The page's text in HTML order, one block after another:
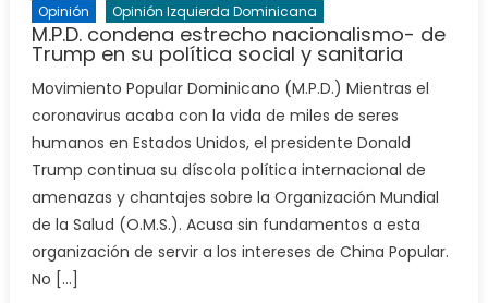
Opinión Opinión Izquierda Dominicana
M.P.D. condena estrecho nacionalismo- de
Trump en su política social y sanitaria
Movimiento Popular Dominicano (M.P.D.) Mientras el
coronavirus acaba con la vida de miles de seres
humanos en Estados Unidos, el presidente Donald
Trump continua su díscola política internacional de
amenazas y chantajes sobre la Organización Mundial
de la Salud (O.M.S.). Acusa sin fundamentos a esta
organización de servir a los intereses de China Popular.
No […]